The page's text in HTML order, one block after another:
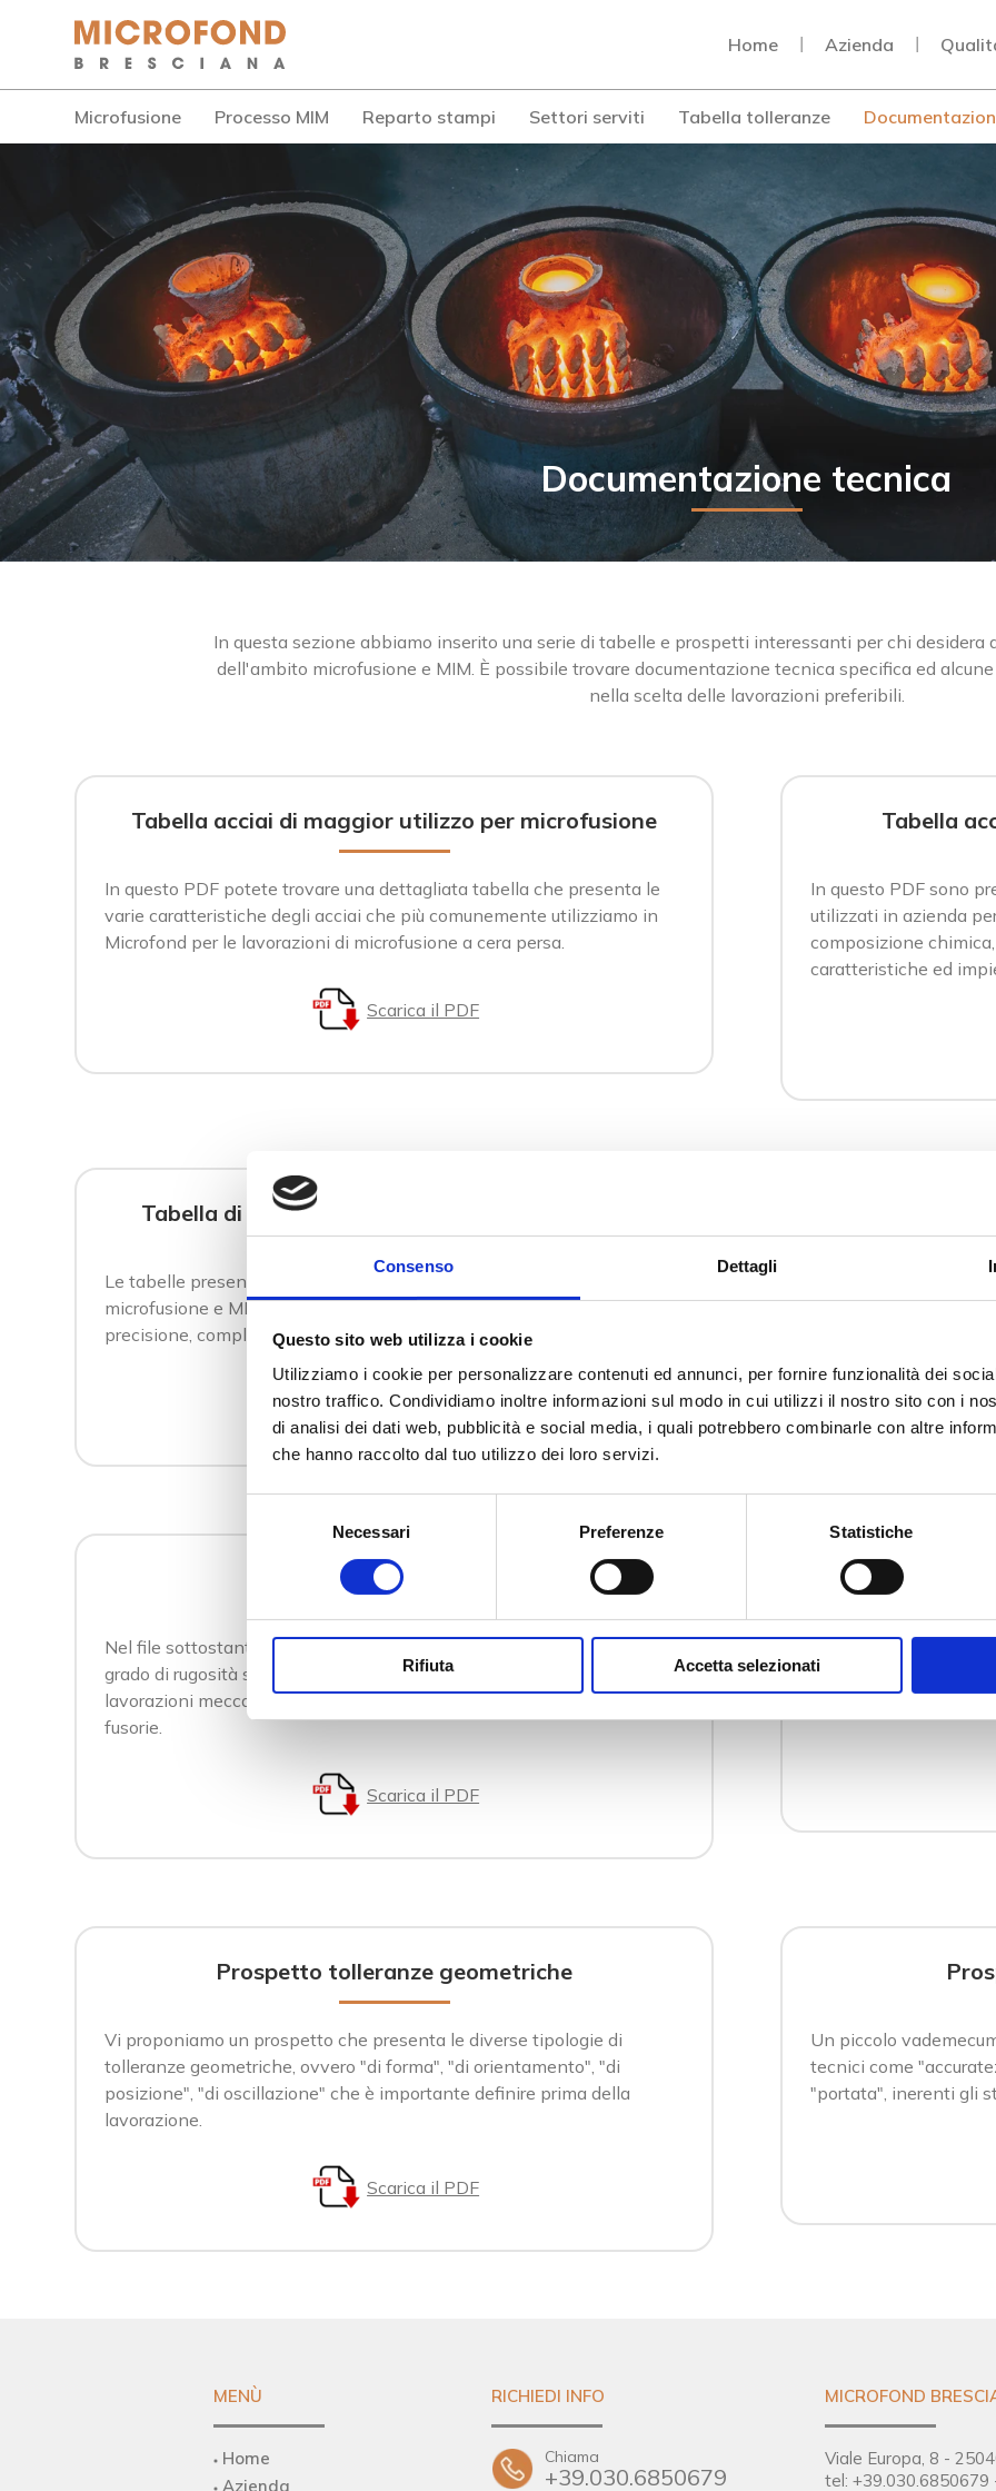
Consenso Dettagli
Questo sito web utilizza i cookie
Utilizziamo i cookie per personalizzare contenuti ed annunci, per fornire funzionalità dei
nostro traffico. Condividiamo inoltre informazioni sul modo in cui utilizzi il nostro sito con i
di analisi dei dati web, pubblicità e social media, i quali potrebbero combinarle con altre
che hanno raccolto dal tuo utilizzo dei loro servizi.
Necessari Preferenze Statistiche
Rifiuta Accetta selezionati
Home Azienda
Microfusione Processo MIM Reparto stampi Settori serviti Tabella tolleranze
Documentazione tecnica
In questa sezione abbiamo inserito una serie di tabelle e prospetti interessanti per chi desidera
dell'ambito microfusione e MIM. È possibile trovare documentazione tecnica specifica ed
nella scelta delle lavorazioni preferibili.
Tabella acciai di maggior utilizzo per microfusione
In questo PDF potete trovare una dettagliata tabella che presenta le
varie caratteristiche degli acciai che più comunemente utilizziamo in
Microfond per le lavorazioni di microfusione a cera persa.
Scarica il PDF
Tabella
In questo PDF sono
utilizzati in azienda
composizione
caratteristiche ed
Tabella di comparazione tra microfusione e MIM
Le tabelle presentano un interessante confronto tra le tecniche di
microfusione e MIM in relazione a diversi attributi tecnici, come
precisione, complessità geometrica, livello di dettaglio e molti altri.
Scarica il PDF
Grafico di
Complessità
qui vi proponiamo un
Tabella valori di rugosità
Nel file sottostante potete trovare una tabella di comparazione del
grado di rugosità superficiale ottenuta dalle diverse tecniche:
lavorazioni meccaniche – lavorazioni di stampaggio – lavorazioni
fusorie.
Scarica il PDF
In questo PDF potete
scale di durezza
Rockwell, la scala
Prospetto tolleranze geometriche
Vi proponiamo un prospetto che presenta le diverse tipologie di
tolleranze geometriche, ovvero "di forma", "di orientamento", "di
posizione", "di oscillazione" che è importante definire prima della
lavorazione.
Scarica il PDF
Un piccolo
tecnici come
"portata", inerenti gli
MENÙ
Home
Azienda
RICHIEDI INFO
Chiama
+39.030.6850679
MICROFOND
Viale Europa, 8 -
tel: +39.030.6850679